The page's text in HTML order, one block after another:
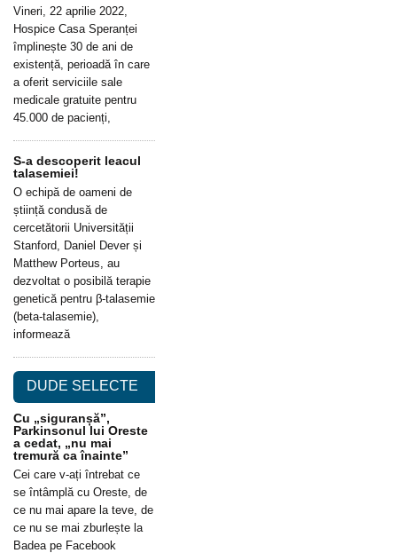
Vineri, 22 aprilie 2022,
Hospice Casa Speranței
împlinește 30 de ani de
existență, perioadă în care
a oferit serviciile sale
medicale gratuite pentru
45.000 de pacienți,
S-a descoperit leacul
talasemiei!
O echipă de oameni de
știință condusă de
cercetătorii Universității
Stanford, Daniel Dever și
Matthew Porteus, au
dezvoltat o posibilă terapie
genetică pentru β-talasemie
(beta-talasemie),
informează
DUDE SELECTE
Cu „siguranșă”,
Parkinsonul lui Oreste
a cedat, „nu mai
tremură ca înainte”
Cei care v-ați întrebat ce
se întâmplă cu Oreste, de
ce nu mai apare la teve, de
ce nu se mai zburlește la
Badea pe Facebook